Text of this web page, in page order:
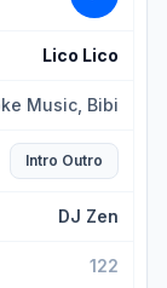
Lico Lico
Music, Bibi
Intro Outro
DJ Zen
122